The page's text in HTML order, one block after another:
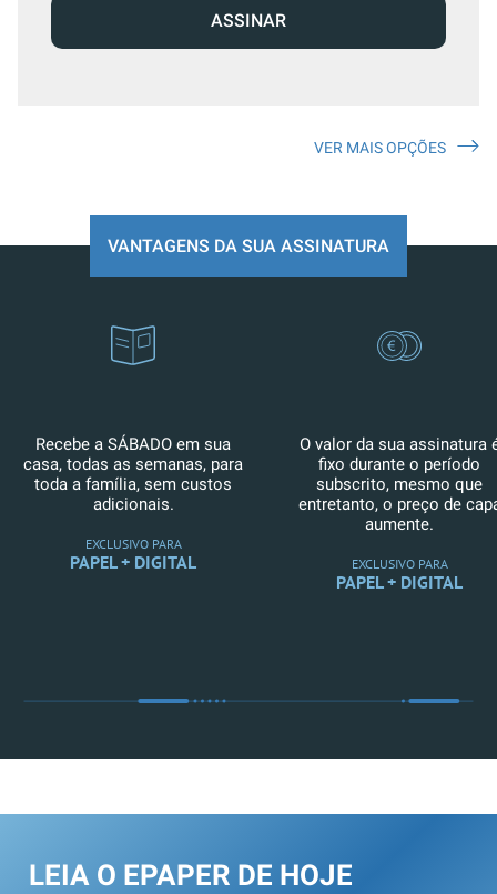
ASSINAR
VER MAIS OPÇÕES
VANTAGENS DA SUA ASSINATURA
Recebe a SÁBADO em sua
casa, todas as semanas, para
toda a família, sem custos
adicionais.
EXCLUSIVO PARA
PAPEL + DIGITAL
O valor da sua assinatura
fixo durante o período
subscrito, mesmo que
entretanto, o preço de
aumente.
EXCLUSIVO PARA
PAPEL + DIGITAL
LEIA O EPAPER DE HOJE